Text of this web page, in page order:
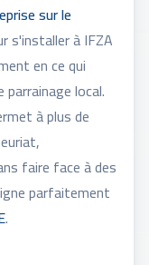
sur le
s'installer à IFZA
en ce qui
local.
à plus de
faire face à des
parfaitement
.